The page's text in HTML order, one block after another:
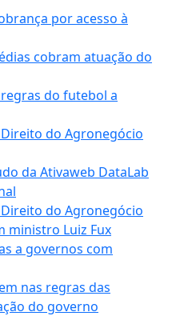
por acesso à
cobram atuação do
do futebol a
do Agronegócio
da Ativaweb DataLab
do Agronegócio
ministro Luiz Fux
a governos com
nas regras das
do governo